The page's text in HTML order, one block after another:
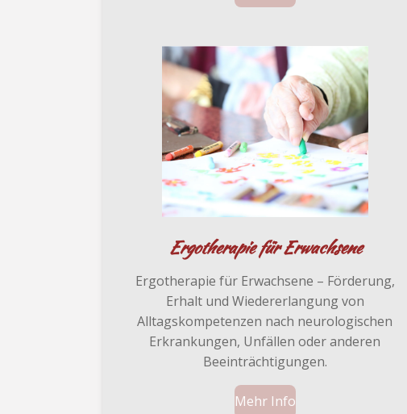
Ergotherapie für Erwachsene
Ergotherapie für Erwachsene – Förderung,
Erhalt und Wiedererlangung von
Alltagskompetenzen nach neurologischen
Erkrankungen, Unfällen oder anderen
Beeinträchtigungen.
Mehr Info